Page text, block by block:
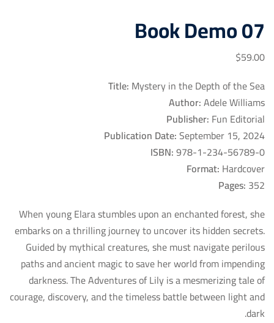
Book Demo 07
$59.00
Title: Mystery in the Depth of the Sea
Author:Adele Williams
Publisher: Fun Editorial
Publication Date:September 15, 2024
ISBN:978-1-234-56789-0
Format: Hardcover
Pages: 352
When young Elara stumbles upon an enchanted forest, she
embarks on a thrilling journey to uncover its hidden secrets.
Guided by mythical creatures, she must navigate perilous
paths and ancient magic to save her world from impending
darkness. The Adventures of Lily is a mesmerizing tale of
courage, discovery, and the timeless battle between light and
dark.